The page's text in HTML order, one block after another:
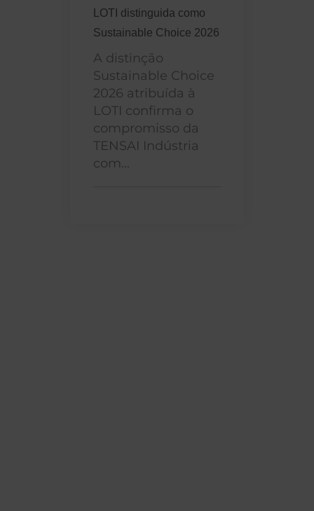
LOTI distinguida como
Sustainable Choice 2026
A distinção
Sustainable Choice
2026 atribuída à
LOTI confirma o
compromisso da
TENSAI Indústria
com...